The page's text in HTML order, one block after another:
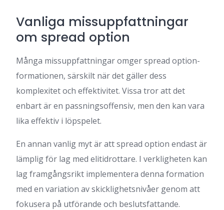
Vanliga missuppfattningar
om spread option
Många missuppfattningar omger spread option-
formationen, särskilt när det gäller dess
komplexitet och effektivitet. Vissa tror att det
enbart är en passningsoffensiv, men den kan vara
lika effektiv i löpspelet.
En annan vanlig myt är att spread option endast är
lämplig för lag med elitidrottare. I verkligheten kan
lag framgångsrikt implementera denna formation
med en variation av skicklighetsnivåer genom att
fokusera på utförande och beslutsfattande.